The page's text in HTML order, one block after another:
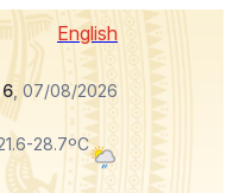
English
, 07/08/2026
28.7ºC